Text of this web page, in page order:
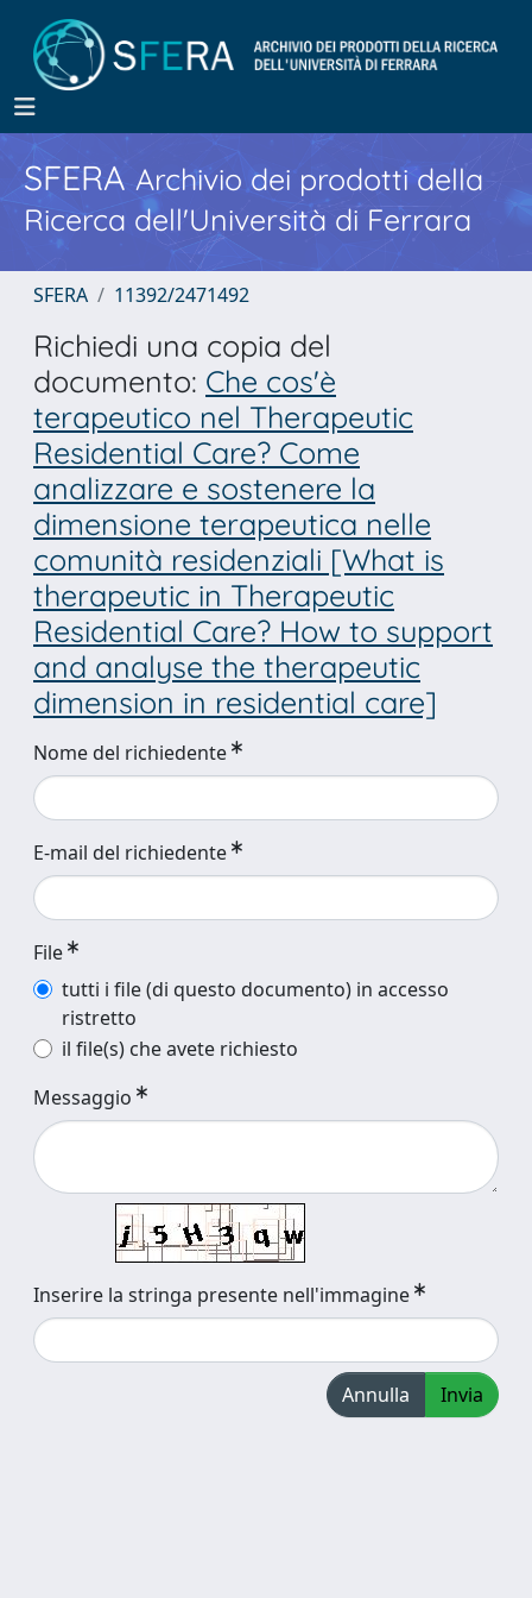
SFERA Archivio dei prodotti della
Ricerca dell'Università di Ferrara
SFERA 11392/2471492
Richiedi una copia del
documento: Che cos'è
terapeutico nel Therapeutic
Residential Care? Come
analizzare e sostenere la
dimensione terapeutica nelle
comunità residenziali [What is
therapeutic in Therapeutic
Residential Care? How to support
and analyse the therapeutic
dimension in residential care]
Nome del richiedente
E-mail del richiedente
File
tutti i file (di questo documento) in accesso
ristretto
il file(s) che avete richiesto
Messaggio
Inserire la stringa presente nell'immagine
Annulla Invia